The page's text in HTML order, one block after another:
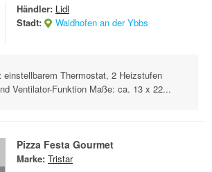
Händler: Lidl
Stadt:
Waidhofen an der Ybbs
einstellbarem Thermostat, 2 Heizstufen
Ventilator-Funktion Maße: ca. 13 x 22...
Pizza Festa Gourmet
Marke: Tristar